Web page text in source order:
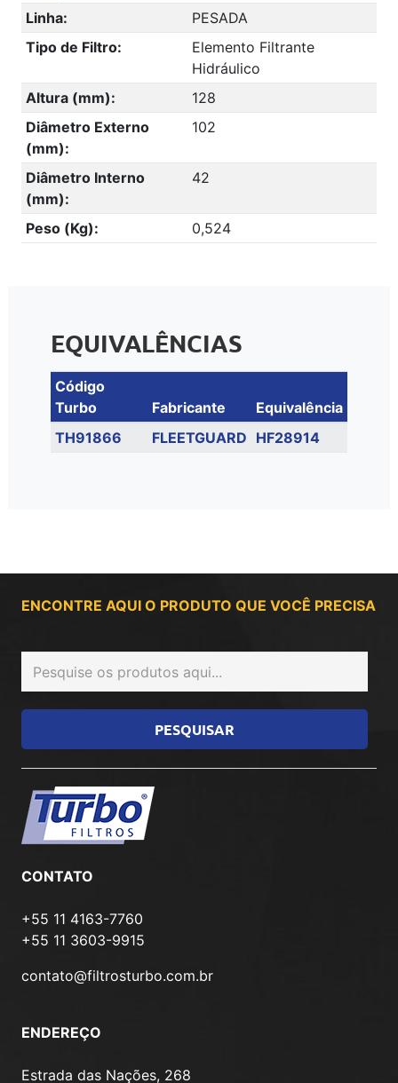
Linha:
PESADA
Tipo de Filtro:
Elemento Filtrante
Hidráulico
Altura (mm):
128
Diâmetro Externo
(mm):
102
Diâmetro Interno
(mm):
42
Peso (Kg): 0,524
EQUIVALÊNCIAS
Código
Turbo
Fabricante
Equivalência
TH91866
FLEETGUARD HF28914
ENCONTRE AQUI O PRODUTO QUE VOCÊ PRECISA
CONTATO
+55 11 4163-7760
+55 11 3603-9915
contato@filtrosturbo.com.br
ENDEREÇO
Estrada das Nações, 268